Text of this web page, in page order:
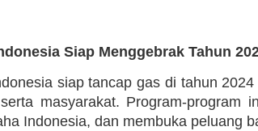
Siap Menggebrak Tahun
siap tancap gas di tahun
masyarakat. Program-program
Indonesia, dan membuka peluang